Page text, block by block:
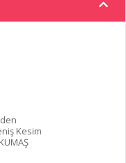
Kesim